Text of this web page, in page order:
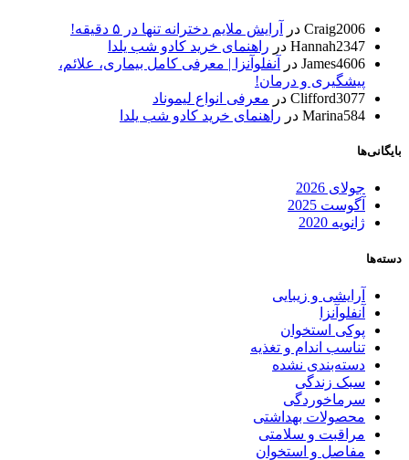
Craig2006در
آرایش ملایم دخترانه تنها در ۵ دقیقه!
Hannah2347در راهنمای خرید کادو شب یلدا
James4606در
آنفلوآنزا | معرفی کامل بیماری، علائم،
پیشگیری و درمان!
Clifford3077در معرفی انواع لیموناد
Marina584در راهنمای خرید کادو شب یلدا
بایگانی‌ها
جولای 2026
آگوست 2025
ژانویه 2020
دسته‌ها
آرایشی و زیبایی
آنفلوآنزا
پوکی استخوان
تناسب اندام و تغذیه
دسته‌بندی نشده
سبک زندگی
سرماخوردگی
محصولات بهداشتی
مراقبت و سلامتی
مفاصل و استخوان